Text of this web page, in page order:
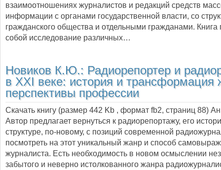
взаимоотношениях журналистов и редакций средств
информации с органами государственной власти, со
гражданского общества и отдельными гражданами. Книга
собой исследование различных…
Новиков К.Ю.: Радиорепортер и
в XXI веке: история и трансформация
перспективы профессии
Скачать книгу (размер 442 Kb , формат fb2, страниц 88)
Автор предлагает вернуться к радиорепортажу, его
структуре, по-новому, с позиций современной
посмотреть на этот уникальный жанр и способ
журналиста. Есть необходимость в новом осмыслении
забытого и неверно истолкованного жанра